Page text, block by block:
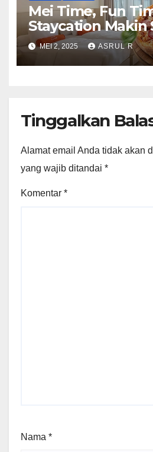
Mei Time, Fun
Staycation Makin
Harris Barelang
MEI 2, 2025 ASRUL R
Tinggalkan
Alamat email Anda tidak akan
yang wajib ditandai *
Komentar *
Nama *